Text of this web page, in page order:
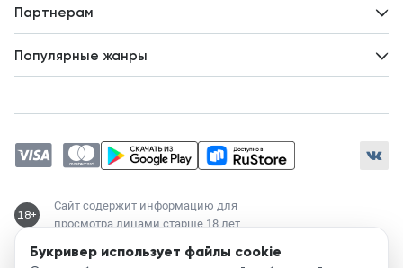
Букривер использует файлы cookie
Партнерам
Популярные жанры
Магические академии
Современный любовный роман
Любовное фэнтези
18+
Сайт содержит информацию для
просмотра лицами старше 18 лет
Служба поддержки: